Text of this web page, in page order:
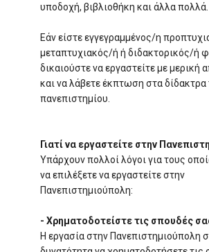
υποδοχή, βιβλιοθήκη και άλλα πολλά.
Εάν είστε εγγεγραμμένος/η
μεταπτυχιακός/ή ή διδακτορικός/ή
δικαιούστε να εργαστείτε με μερική
και να λάβετε έκπτωση στα δίδακτρα
πανεπιστημίου.
Γιατί να εργαστείτε στην
Υπάρχουν πολλοί λόγοι για τους
να επιλέξετε να εργαστείτε στην
Πανεπιστημιούπολη:
- Χρηματοδοτείστε τις σπουδές
Η εργασία στην Πανεπιστημιούπολη